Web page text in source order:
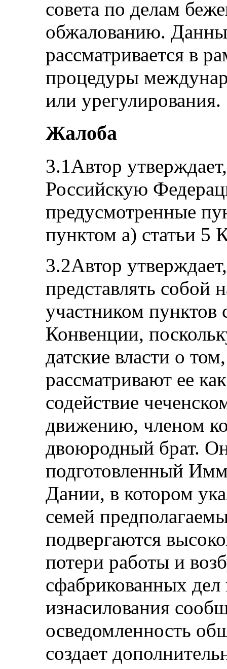
совета по делам
обжалованию.
рассматривается в
процедуры
или урегулирования.
Жалоба
3.1Автор
Российскую
предусмотренные
пунктом а) статьи 5
3.2Автор
представлять собой
участником пунктов
Конвенции,
датские власти о
рассматривают ее
содействие
движению, членом
двоюродный брат.
подготовленный
Дании, в котором
семей
подвергаются
потери работы и
сфабрикованных дел
изнасилования
осведомленность
создает